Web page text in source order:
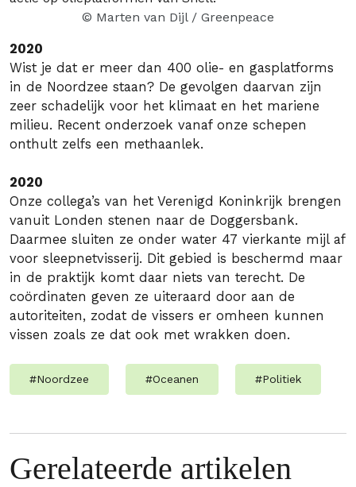
© Marten van Dijl / Greenpeace
2020
Wist je dat er meer dan 400 olie- en gasplatforms
in de Noordzee staan? De gevolgen daarvan zijn
zeer schadelijk voor het klimaat en het mariene
milieu. Recent onderzoek vanaf onze schepen
onthult zelfs een methaanlek.
2020
Onze collega’s van het Verenigd Koninkrijk brengen
vanuit Londen stenen naar de Doggersbank.
Daarmee sluiten ze onder water 47 vierkante mijl af
voor sleepnetvisserij. Dit gebied is beschermd maar
in de praktijk komt daar niets van terecht. De
coördinaten geven ze uiteraard door aan de
autoriteiten, zodat de vissers er omheen kunnen
vissen zoals ze dat ook met wrakken doen.
#Noordzee #Oceanen #Politiek
Gerelateerde artikelen